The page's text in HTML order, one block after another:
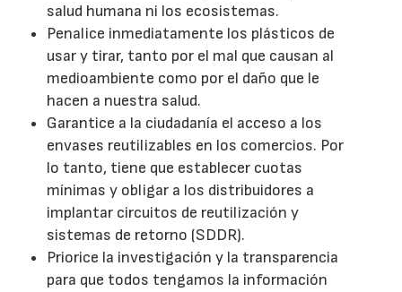
salud humana ni los ecosistemas.
Penalice inmediatamente los plásticos de
usar y tirar, tanto por el mal que causan al
medioambiente como por el daño que le
hacen a nuestra salud.
Garantice a la ciudadanía el acceso a los
envases reutilizables en los comercios. Por
lo tanto, tiene que establecer cuotas
mínimas y obligar a los distribuidores a
implantar circuitos de reutilización y
sistemas de retorno (SDDR).
Priorice la investigación y la transparencia
para que todos tengamos la información